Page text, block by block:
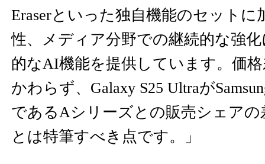
Eraserといった独自機能のセットに
性、メディア分野での継続的な強
的なAI機能を提供しています。価
かわらず、Galaxy S25 Ultraが
であるAシリーズとの販売シェア
とは特筆すべき点です。」